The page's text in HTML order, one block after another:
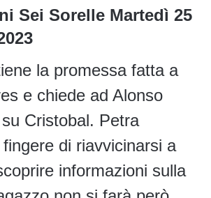
Sei Sorelle Martedì 25
la promessa fatta a
e chiede ad Alonso
Cristobal. Petra
di riavvicinarsi a
informazioni sulla